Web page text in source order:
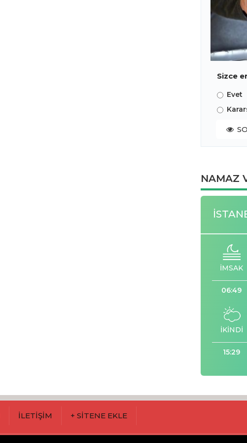
Sizce
Evet
NAMAZ
İMSAK
06:49
İKİNDİ
15:29
İLETİŞİM + SİTENE EKLE